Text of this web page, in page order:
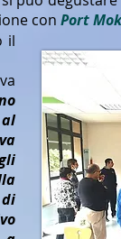
con Port
il